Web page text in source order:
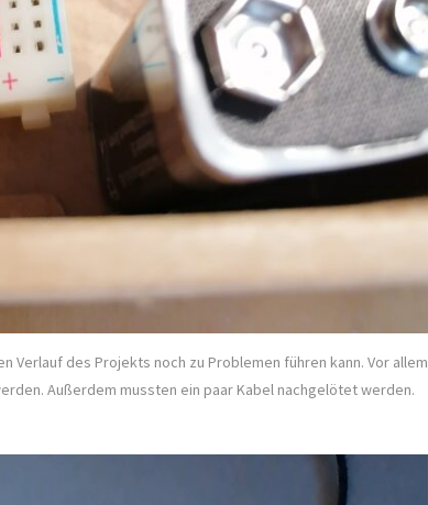
Verlauf des Projekts noch zu Problemen führen kann. Vor allem
Außerdem mussten ein paar Kabel nachgelötet werden.